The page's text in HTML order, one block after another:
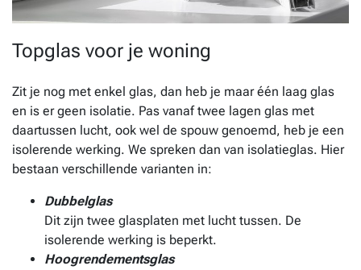
Topglas voor je woning
Zit je nog met enkel glas, dan heb je maar één laag glas
en is er geen isolatie. Pas vanaf twee lagen glas met
daartussen lucht, ook wel de spouw genoemd, heb je een
isolerende werking. We spreken dan van isolatieglas. Hier
bestaan verschillende varianten in:
Dubbelglas
Dit zijn twee glasplaten met lucht tussen. De
isolerende werking is beperkt.
Hoogrendementsglas